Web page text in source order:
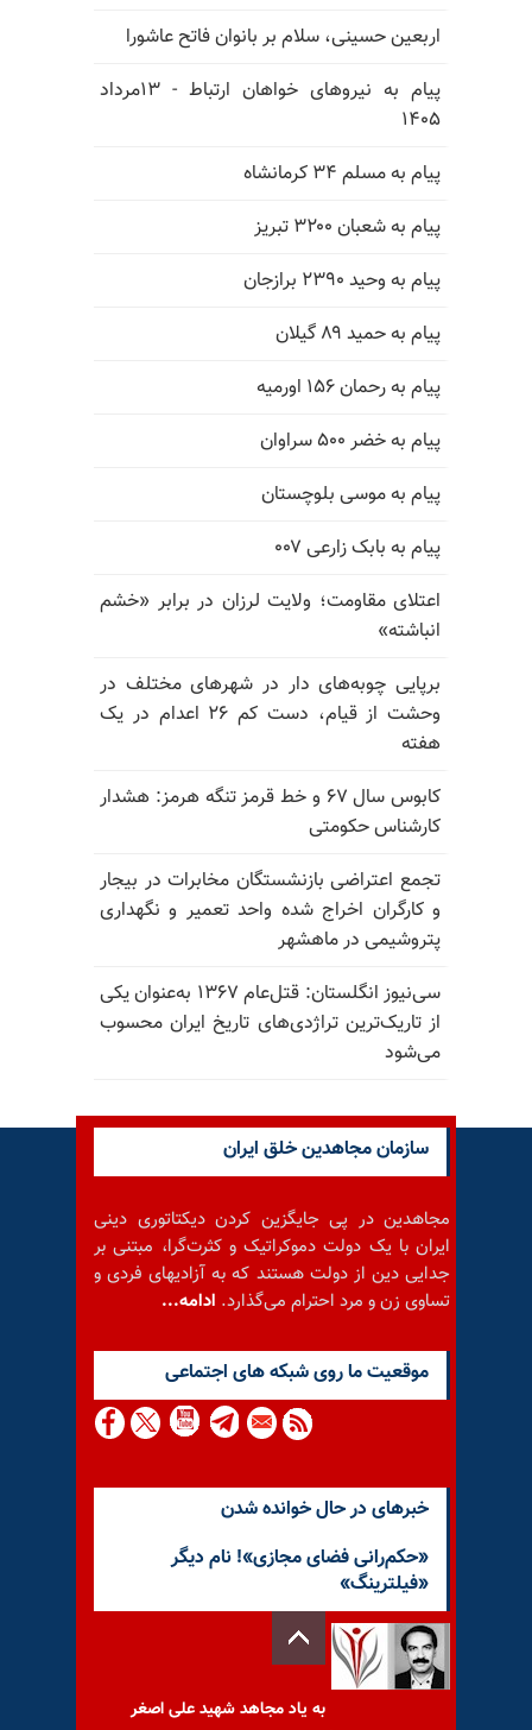
اربعین حسینی، سلام بر بانوان فاتح عاشورا
پیام به نیروهای خواهان ارتباط - ۱۳مرداد
۱۴۰۵
پیام به مسلم ۳۴ کرمانشاه
پیام به شعبان ۳۲۰۰ تبریز
پیام به وحید ۲۳۹۰ برازجان
پیام به حمید ۸۹ گیلان
پیام به رحمان ۱۵۶ اورمیه
پیام به خضر ۵۰۰ سراوان
پیام به موسی بلوچستان
پیام به بابک زارعی ۰۰۷
اعتلای مقاومت؛ ولایت لرزان در برابر «خشم
انباشته»
برپایی چوبه‌های دار در شهرهای مختلف در
وحشت از قیام، دست کم ۲۶ اعدام در یک
هفته
کابوس سال ۶۷ و خط قرمز تنگه هرمز: هشدار
کارشناس حکومتی
تجمع اعتراضی بازنشستگان مخابرات در بیجار
و کارگران اخراج شده واحد تعمیر و نگهداری
پتروشیمی در ماهشهر
سی‌نیوز انگلستان: قتل‌عام ۱۳۶۷ به‌عنوان یکی
از تاریک‌ترین تراژدی‌های تاریخ ایران محسوب
می‌شود
سازمان مجاهدین خلق ایران
مجاهدین در پی جایگزین کردن دیکتاتوری دینی
ایران با یک دولت دموکراتیک و کثرت‌گرا، مبتنی بر
جدایی دین از دولت هستند که به آزادیهای فردی و
تساوی زن و مرد احترام می‌گذارد. ادامه...
موقعيت ما روى شبكه هاى اجتماعى
خبرهای در حال خوانده شدن
«حکم‌رانی فضای مجازی»! نام دیگر
«فیلترینگ»
به یاد مجاهد شهید علی اصغر